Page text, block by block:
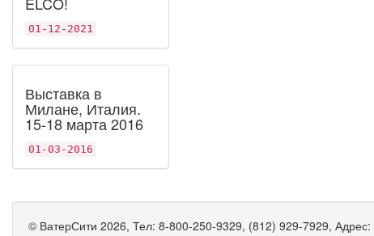
01-12-2021
Выставка в
Милане, Италия.
15-18 марта 2016
01-03-2016
© ВатерСити 2026, Тел: 8-800-250-9329, (812) 929-7929, Адрес: